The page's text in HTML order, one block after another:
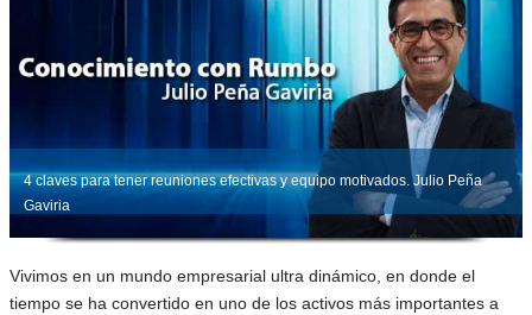
4 claves para tener reuniones efectivas y equipo motivados. Julio Peña
Gaviria
Vivimos en un mundo empresarial ultra dinámico, en donde el
tiempo se ha convertido en uno de los activos más importantes a